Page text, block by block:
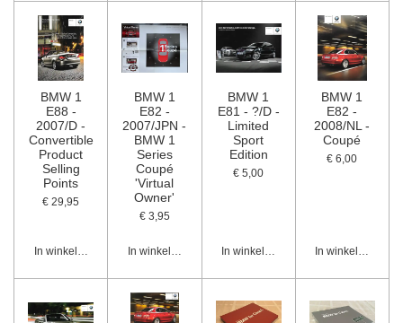
BMW 1
E88 -
2007/D -
Convertible
Product
Selling
Points
€ 29,95
In winkelwagen
BMW 1
E82 -
2007/JPN -
BMW 1
Series
Coupé
'Virtual
Owner'
€ 3,95
In winkelwagen
BMW 1
E81 - ?/D -
Limited
Sport
Edition
€ 5,00
In winkelwagen
BMW 1
E82 -
2008/NL -
Coupé
€ 6,00
In winkelwagen